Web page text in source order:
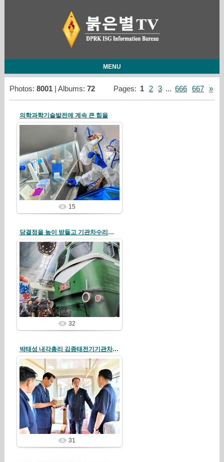
MENU
Photos: 8001| Albums: 72 Pages: 1 2 3 ... 666 667 »
의학과학기술발전에 계속 큰 힘을
Yesterday
redstartvkp
15
당결정을 높이 받들고 기관차수리에서 혁신을 일으키고있다
26/08/06
당결정을 높이 받들고 기관차수리에
서 혁신을 일으키고있다.
-김종태전기기관차련합기업소에서-
redstartvkp
32
박태성 내각총리 김종태전기기관차련합기업소와 보산제철소를 현지료해
26/08/06
redstartvkp
31